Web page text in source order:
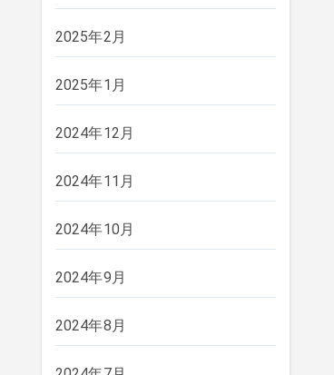
2025年2月
2025年1月
2024年12月
2024年11月
2024年10月
2024年9月
2024年8月